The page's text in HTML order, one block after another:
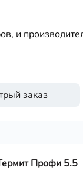
заказ
Профи 5.5